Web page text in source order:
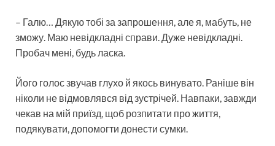
– Галю… Дякую тобі за запрошення, але я, мабуть, не
зможу. Маю невідкладні справи. Дуже невідкладні.
Пробач мені, будь ласка.
Його голос звучав глухо й якось винувато. Раніше він
ніколи не відмовлявся від зустрічей. Навпаки, завжди
чекав на мій приїзд, щоб розпитати про життя,
подякувати, допомогти донести сумки.